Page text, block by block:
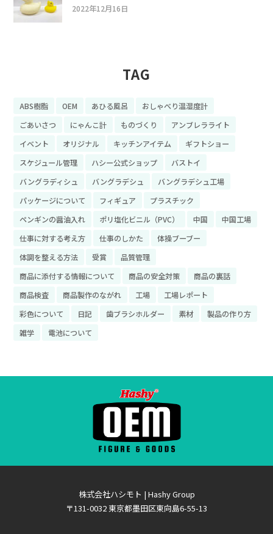
2022年12月16日
TAG
ABS樹脂 OEM あひる風呂
おしゃべり温湿度計
ごあいさつ
にゃんこ計 ものづくり
アンブレラライト
イベント
オリジナル キッチンアイテム
ギフトショー
スケジュール管理
ハシー公式ショップ
バストイ
バングラディシュ
バングラデシュ
バングラデシュ工場
パッケージについて
フィギュア
プラスチック
ペンギンの醤油入れ
ポリ塩化ビニル（PVC） 中国
中国工場
仕事に対する考え方
仕事のしかた
体操ブーブー
体調を整える方法
受賞
品質管理
商品に添付する情報について
商品の安全対策
商品の裏話
商品検査
商品製作のながれ 工場
工場レポート
彩色について
日記 歯ブラシホルダー 素材
製品の作り方
雑学
電池について
株式会社ハシモト | Hashy Group
〒131-0032 東京都墨田区東向島6-55-13